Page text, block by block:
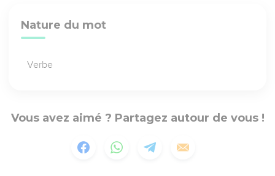
Nature du mot
Verbe
Vous avez aimé ? Partagez autour de vous !